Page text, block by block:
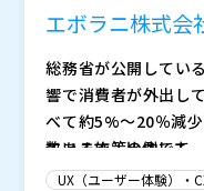
エボラニ株式会
総務省が公開してい
響で消費者が外出し
べて約5%～20％減
ています。比例して
する機会も減少して
数ある施策の中でも
公式アカウントを開
UX（ユーザー体験）・